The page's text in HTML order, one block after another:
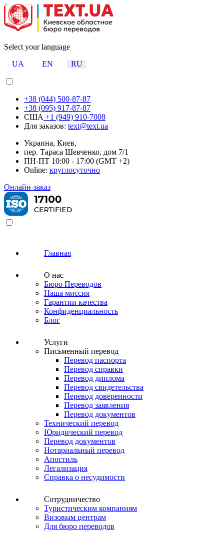
Select your language
UA
EN RU
+38 (044) 500-87-87
+38 (095) 917-87-87
США +1 (949) 910-7008
Для заказов: text@text.ua
Украина, Киев,
пер. Тараса Шевченко, дом 7/1
ПН-ПТ 10:00 - 17:00 (GMT +2)
Online: круглосуточно
Онлайн-заказ
Главная
О нас
Бюро Переводов
Наша миссия
Гарантии качества
Конфиденциальность
Блог
Услуги
Письменный перевод
Перевод паспорта
Перевод справки
Перевод диплома
Перевод свидетельства
Перевод доверенности
Перевод заявления
Перевод документов
Технический перевод
Юридический перевод
Перевод документов
Нотариальный перевод
Апостиль
Легализация
Справка о несудимости
Сотрудничество
Туристическим компаниям
Визовым центрам
Для бюро переводов